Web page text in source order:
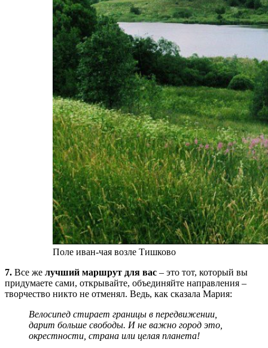
Поле иван-чая возле Тишково
7. Все же лучший маршрут для вас – это тот, который вы
придумаете сами, открывайте, объединяйте направления –
творчество никто не отменял. Ведь, как сказала Мария:
Велосипед стирает границы в передвижении,
дарит больше свободы. И не важно город это,
окрестности, страна или целая планета!